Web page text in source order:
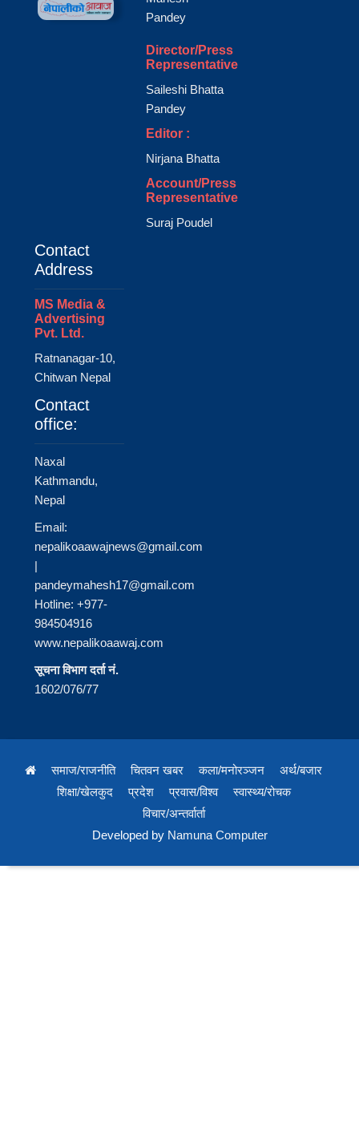
Pandey
Director/Press
Representative
Saileshi Bhatta
Pandey
Editor :
Nirjana Bhatta
Account/Press
Representative
Suraj Poudel
Contact
Address
MS Media &
Advertising
Pvt. Ltd.
Ratnanagar-10,
Chitwan Nepal
Contact
office:
Naxal
Kathmandu,
Nepal
Email:
nepalikoaawajnews@gmail.com
|
pandeymahesh17@gmail.com
Hotline: +977-
984504916
www.nepalikoaawaj.com
सूचना विभाग दर्ता नं.
1602/076/77
समाज/राजनीति चितवन खबर कला/मनोरञ्जन
अर्थ/बजार
शिक्षा/खेलकुद
प्रदेश प्रवास/विश्व
स्वास्थ्य/रोचक
विचार/अन्तर्वार्ता
Developed by Namuna Computer